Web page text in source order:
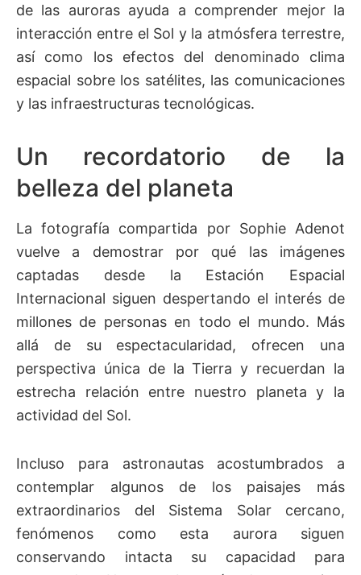
de las auroras ayuda a comprender mejor la
interacción entre el Sol y la atmósfera terrestre,
así como los efectos del denominado clima
espacial sobre los satélites, las comunicaciones
y las infraestructuras tecnológicas.
Un recordatorio de la
belleza del planeta
La fotografía compartida por Sophie Adenot
vuelve a demostrar por qué las imágenes
captadas desde la Estación Espacial
Internacional siguen despertando el interés de
millones de personas en todo el mundo. Más
allá de su espectacularidad, ofrecen una
perspectiva única de la Tierra y recuerdan la
estrecha relación entre nuestro planeta y la
actividad del Sol.
Incluso para astronautas acostumbrados a
contemplar algunos de los paisajes más
extraordinarios del Sistema Solar cercano,
fenómenos como esta aurora siguen
conservando intacta su capacidad para